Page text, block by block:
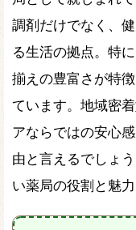
調剤だけでなく、
る生活の拠点。特
揃えの豊富さが特
ています。地域密
アならではの安心
由と言えるでしょ
い薬局の役割と魅力